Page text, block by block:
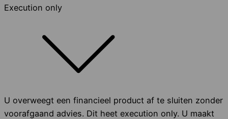
Execution only
U overweegt een financieel product af te sluiten zonder
voorafgaand advies. Dit heet execution only. U maakt